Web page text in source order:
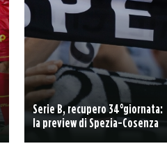
Serie B, recupero 34°giornata:
la preview di Spezia-Cosenza